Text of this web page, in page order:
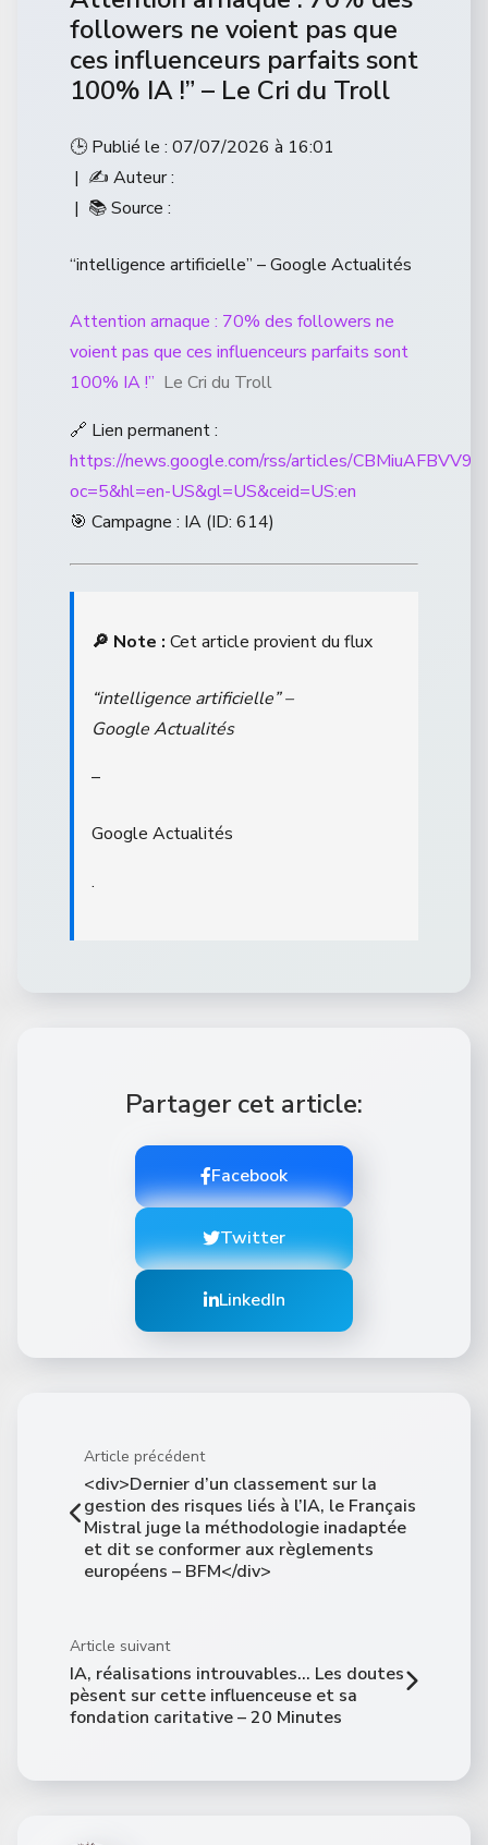
followers ne voient pas que
ces influenceurs parfaits sont
100% IA !” – Le Cri du Troll
🕒 Publié le : 07/07/2026 à 16:01
| ✍️ Auteur :
| 📚 Source :
“intelligence artificielle” – Google Actualités
Attention arnaque : 70% des followers ne
voient pas que ces influenceurs parfaits sont
100% IA !” Le Cri du Troll
🔗 Lien permanent :
https://news.google.com/rss/articles/
oc=5&hl=en-US&gl=US&ceid=US:en
🎯 Campagne : IA (ID: 614)
🔎 Note : Cet article provient du flux
“intelligence artificielle” –
Google Actualités
–
Google Actualités
.
Partager cet article:
Facebook
Twitter
LinkedIn
Article précédent
<div>Dernier d’un classement sur la
gestion des risques liés à l’IA, le Français
Mistral juge la méthodologie inadaptée
et dit se conformer aux règlements
européens – BFM</div>
Article suivant
IA, réalisations introuvables… Les doutes
pèsent sur cette influenceuse et sa
fondation caritative – 20 Minutes